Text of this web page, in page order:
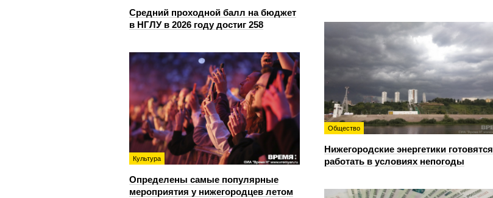
Средний проходной балл на бюджет
в НГЛУ в 2026 году достиг 258
Общество
Нижегородские энергетики готовятся
работать в условиях непогоды
Культура
Определены самые популярные
мероприятия у нижегородцев летом